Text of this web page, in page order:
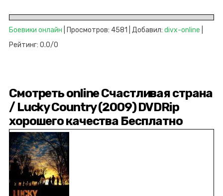
Боевики онлайн | Просмотров: 4581 | Добавил: divx-online
Рейтинг: 0.0/0
Смотреть online Счастливая страна
/ Lucky Country (2009) DVDRip
хорошего качества Бесплатно